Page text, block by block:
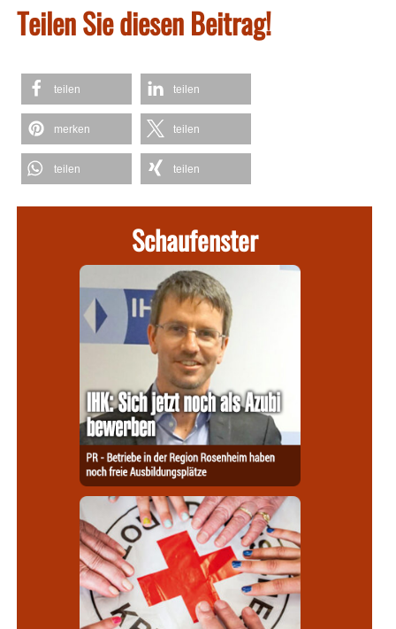
Teilen Sie diesen Beitrag!
teilen teilen
merken teilen
teilen teilen
Schaufenster